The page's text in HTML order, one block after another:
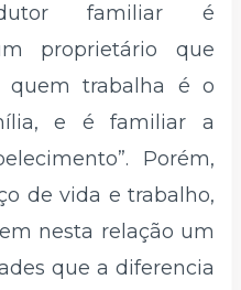
familiar é
proprietário que
quem trabalha é o
e é familiar a
Porém,
de vida e trabalho,
nesta relação um
que a diferencia